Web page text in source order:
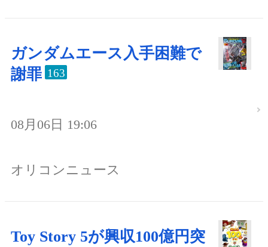
ガンダムエース入手困難で
謝罪 163
08月06日 19:06
オリコンニュース
Toy Story 5が興収100億円突